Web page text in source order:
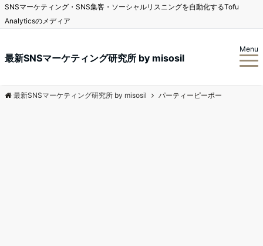
SNSマーケティング・SNS集客・ソーシャルリスニングを自動化するTofu
Analyticsのメディア
最新SNSマーケティング研究所 by misosil
Menu
最新SNSマーケティング研究所 by misosil パーティーピーポー